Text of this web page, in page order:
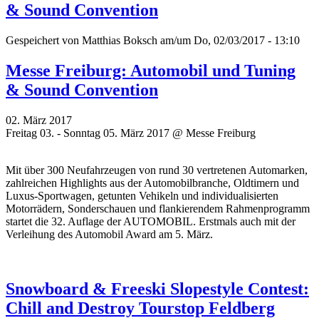
& Sound Convention
Gespeichert von Matthias Boksch am/um Do, 02/03/2017 - 13:10
Messe Freiburg: Automobil und Tuning
& Sound Convention
02. März 2017
Freitag 03. - Sonntag 05. März 2017 @ Messe Freiburg
Mit über 300 Neufahrzeugen von rund 30 vertretenen Automarken,
zahlreichen Highlights aus der Automobilbranche, Oldtimern und
Luxus-Sportwagen, getunten Vehikeln und individualisierten
Motorrädern, Sonderschauen und flankierendem Rahmenprogramm
startet die 32. Auflage der AUTOMOBIL. Erstmals auch mit der
Verleihung des Automobil Award am 5. März.
Snowboard & Freeski Slopestyle Contest:
Chill and Destroy Tourstop Feldberg